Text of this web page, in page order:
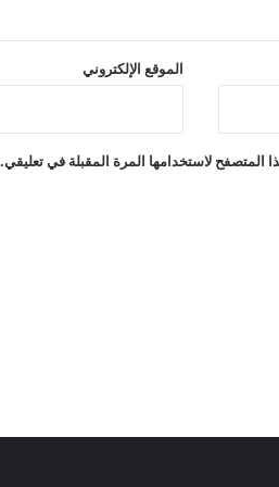
الموقع الإلكتروني
المتصفح لاستخدامها المرة المقبلة في تعليقي.